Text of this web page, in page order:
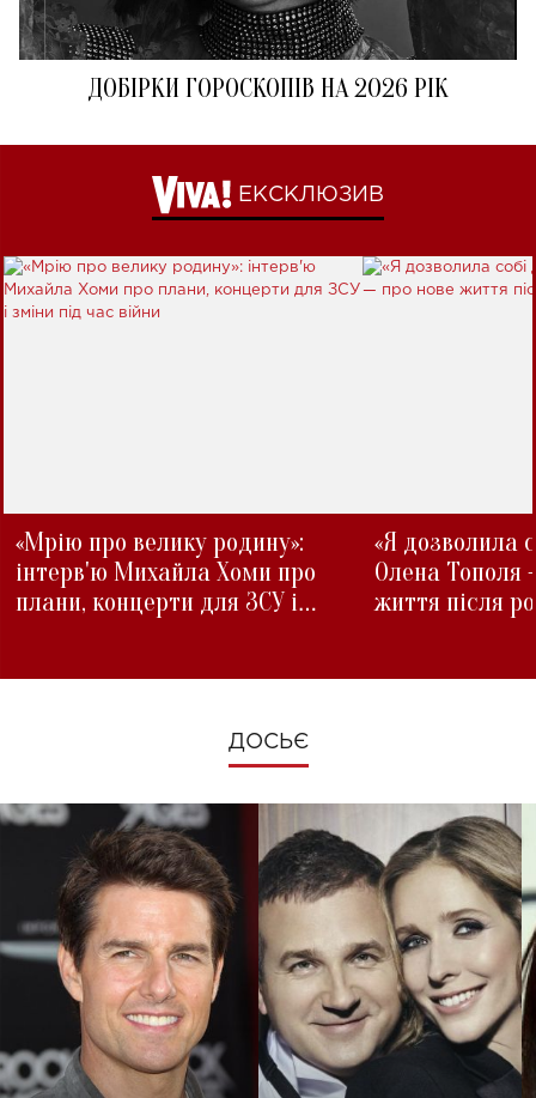
ДОБІРКИ ГОРОСКОПІВ НА 2026 РІК
ЕКСКЛЮЗИВ
«Мрію про велику родину»:
інтерв'ю Михайла Хоми про
плани, концерти для ЗСУ і
«Я дозволила
Олена Тополя
життя після
ДОСЬЄ